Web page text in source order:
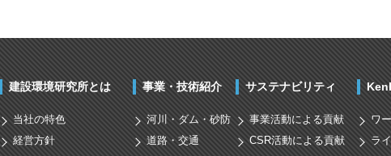
建設環境研究所とは
当社の特色
経営方針
事業・技術紹介
河川・ダム・砂防
道路・交通
サステナビリティ
事業活動による貢献
CSR活動による貢献
ワ
ラ